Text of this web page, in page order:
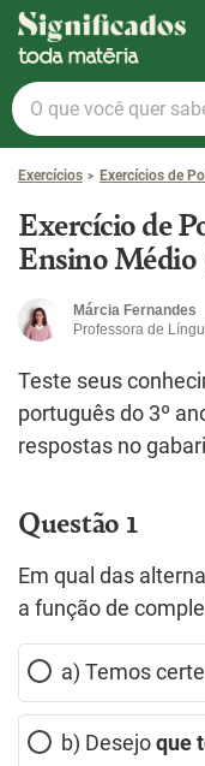
Significados
O
que
você
quer
saber
hoje?
Exercícios Exercícios de
Exercício de
Ensino Médio
Márcia Fernandes
Professora de
Teste seus
português do 3º
respostas no
Questão 1
Em qual das
a função de
a) Temos
b) Desejo que